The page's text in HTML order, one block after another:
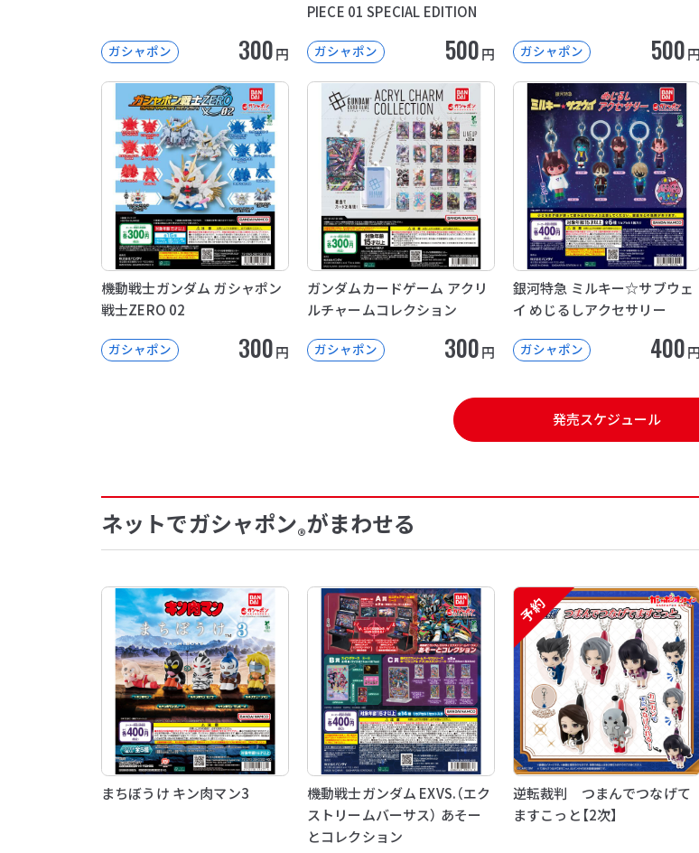
ガシャポン 300円
PIECE 01 SPECIAL EDITION
ガシャポン 500円 ガシャポン 500円
機動戦士ガンダム ガシャポン
戦士ZERO 02
ガシャポン 300円
ガンダムカードゲーム アクリ
ルチャームコレクション
ガシャポン 300円
銀河特急 ミルキー☆サブウェ
イ めじるしアクセサリー
ガシャポン 400円
発売スケジュール
ネットでガシャポン®がまわせる
まちぼうけ キン肉マン3
機動戦士ガンダム EXVS.（エク
ストリームバーサス） あそー
とコレクション
予約
逆転裁判 つまんでつなげて
ますこっと【2次】